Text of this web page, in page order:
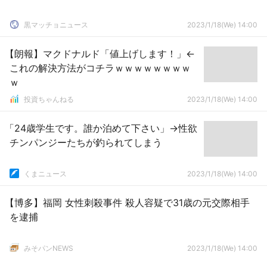
黒マッチョニュース 2023/1/18(We) 14:00
【朗報】マクドナルド「値上げします！」←
これの解決方法がコチラｗｗｗｗｗｗｗｗ
ｗ
投資ちゃんねる 2023/1/18(We) 14:00
「24歳学生です。誰か泊めて下さい」→性欲
チンパンジーたちが釣られてしまう
くまニュース 2023/1/18(We) 14:00
【博多】福岡 女性刺殺事件 殺人容疑で31歳の元交際相手
を逮捕
みそパンNEWS 2023/1/18(We) 14:00